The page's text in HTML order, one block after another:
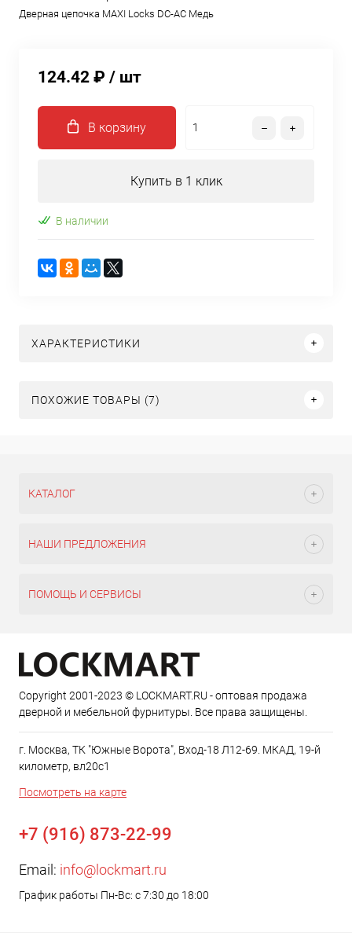
Дверная цепочка MAXI Locks DC-AC Медь
124.42 ₽ / шт
В корзину
Купить в 1 клик
В наличии
ХАРАКТЕРИСТИКИ
ПОХОЖИЕ ТОВАРЫ (7)
КАТАЛОГ
НАШИ ПРЕДЛОЖЕНИЯ
ПОМОЩЬ И СЕРВИСЫ
Copyright 2001-2023 © LOCKMART.RU - оптовая продажа
дверной и мебельной фурнитуры. Все права защищены.
г. Москва, ТК "Южные Ворота", Вход-18 Л12-69. МКАД, 19-й
километр, вл20с1
Посмотреть на карте
+7 (916) 873-22-99
Email: info@lockmart.ru
График работы Пн-Вс: с 7:30 до 18:00